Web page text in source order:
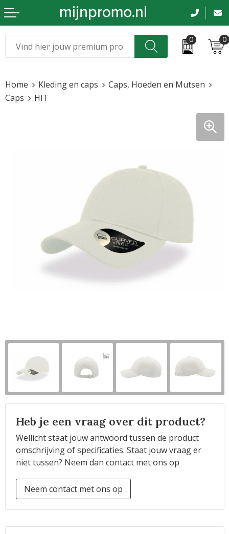
0 0
Kleding & caps
Beurs en evenementen
Bloemen en planten
Horeca
Sinterklaas
Home Kleding en caps
Caps, Hoeden en Mutsen
Caps
HIT
Heb je een vraag over dit product?
Wellicht staat jouw antwoord tussen de product
omschrijving of specificaties. Staat jouw vraag er
niet tussen? Neem dan contact met ons op
Neem contact met ons op